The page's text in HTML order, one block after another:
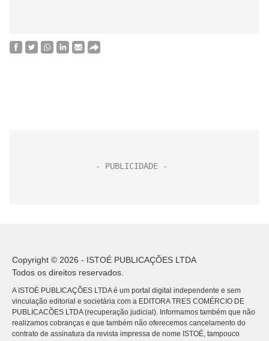
Copyright © 2026 - ISTOÉ PUBLICAÇÕES LTDA
Todos os direitos reservados.
A ISTOÉ PUBLICAÇÕES LTDA é um portal digital independente e sem
vinculação editorial e societária com a EDITORA TRES COMÉRCIO DE
PUBLICACÕES LTDA (recuperação judicial). Informamos também que não
realizamos cobranças e que também não oferecemos cancelamento do
contrato de assinatura da revista impressa de nome ISTOÉ, tampouco